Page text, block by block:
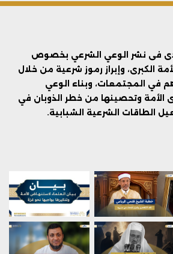
فى نشر الوعي الشرعي بخصوص
الكبرى، وإبراز رموز شرعية من خلال
في المجتمعات، وبناء الوعي
الأمة وتحصينها من خطر الذوبان في
الطاقات الشرعية الشبابية.